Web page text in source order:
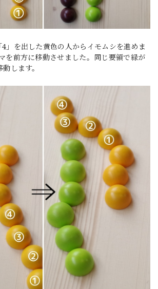
」を出した黄色の人からイモムシを進めま
を前方に移動させました。同じ要領で緑が
します。